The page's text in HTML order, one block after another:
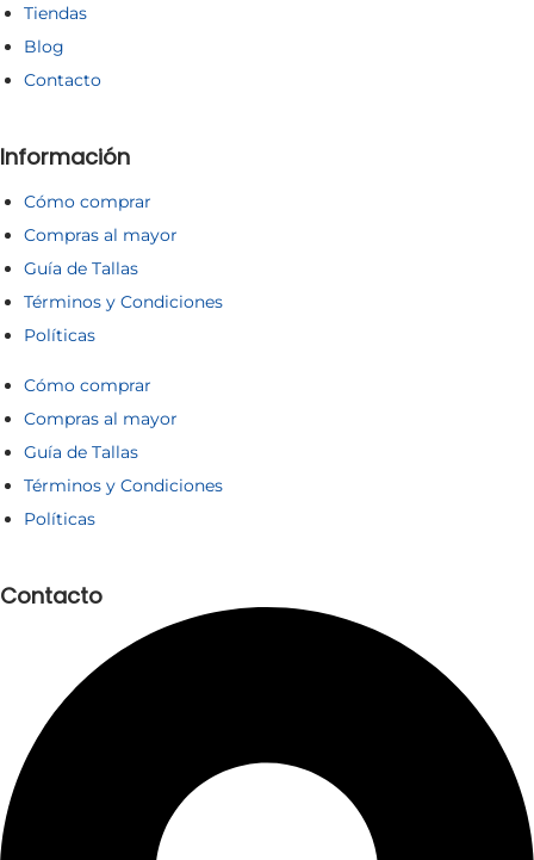
Tiendas
Blog
Contacto
Información
Cómo comprar
Compras al mayor
Guía de Tallas
Términos y Condiciones
Políticas
Cómo comprar
Compras al mayor
Guía de Tallas
Términos y Condiciones
Políticas
Contacto